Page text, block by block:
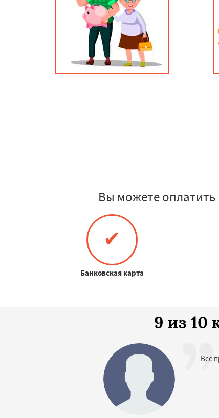
Вы можете
✔
Банковская карта
9 из 10
Все